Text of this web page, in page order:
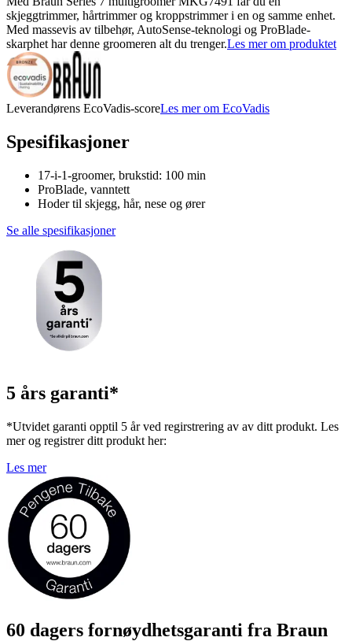
skjeggtrimmer, hårtrimmer og kroppstrimmer i en og samme enhet.
Med massevis av tilbehør, AutoSense-teknologi og ProBlade-
skarphet har denne groomeren alt du trenger.Les mer om produktet
Leverandørens EcoVadis-scoreLes mer om EcoVadis
Spesifikasjoner
17-i-1-groomer, brukstid: 100 min
ProBlade, vanntett
Hoder til skjegg, hår, nese og ører
Se alle spesifikasjoner
5 års garanti*
*Utvidet garanti opptil 5 år ved regirstrering av av ditt produkt. Les
mer og registrer ditt produkt her:
Les mer
60 dagers fornøydhetsgaranti fra Braun